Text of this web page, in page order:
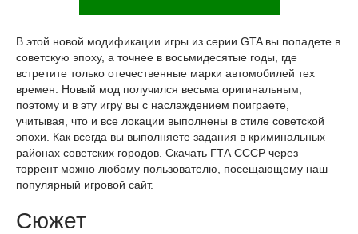
В этой новой модификации игры из серии GTA вы попадете в
советскую эпоху, а точнее в восьмидесятые годы, где
встретите только отечественные марки автомобилей тех
времен. Новый мод получился весьма оригинальным,
поэтому и в эту игру вы с наслаждением поиграете,
учитывая, что и все локации выполнены в стиле советской
эпохи. Как всегда вы выполняете задания в криминальных
районах советских городов. Скачать ГТА СССР через
торрент можно любому пользователю, посещающему наш
популярный игровой сайт.
Сюжет